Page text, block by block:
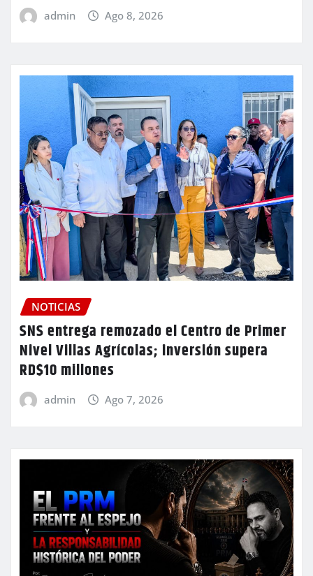
admin Ago 8, 2026
NOTICIAS
SNS entrega remozado el Centro de Primer
Nivel Villas Agrícolas; inversión supera
RD$10 millones
admin Ago 7, 2026